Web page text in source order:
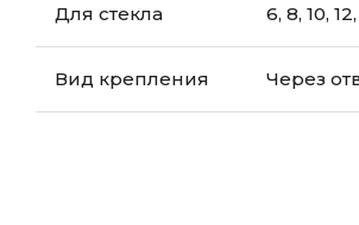
Для стекла 6, 8, 10,
Вид крепления Через